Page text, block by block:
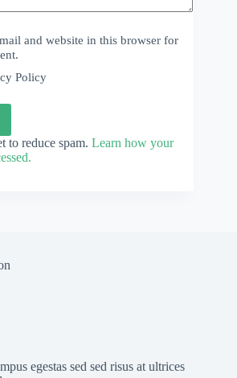
and website in this browser for
Policy
to reduce spam. Learn how your
egestas sed sed risus at ultrices